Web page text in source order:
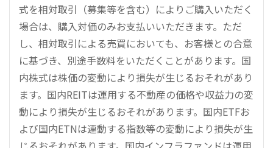
式を相対取引（募集等を含む）によりご購入いただく
場合は、購入対価のみお支払いいただきます。ただ
し、相対取引による売買においても、お客様との合意
に基づき、別途手数料をいただくことがあります。国
内株式は株価の変動により損失が生じるおそれがあり
ます。国内REITは運用する不動産の価格や収益力の変
動により損失が生じるおそれがあります。国内ETFお
よび国内ETNは連動する指数等の変動により損失が生